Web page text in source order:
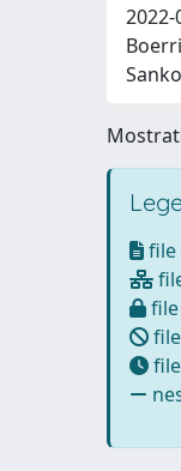
2022-
file